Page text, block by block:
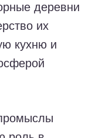
деревни
их
кухню и